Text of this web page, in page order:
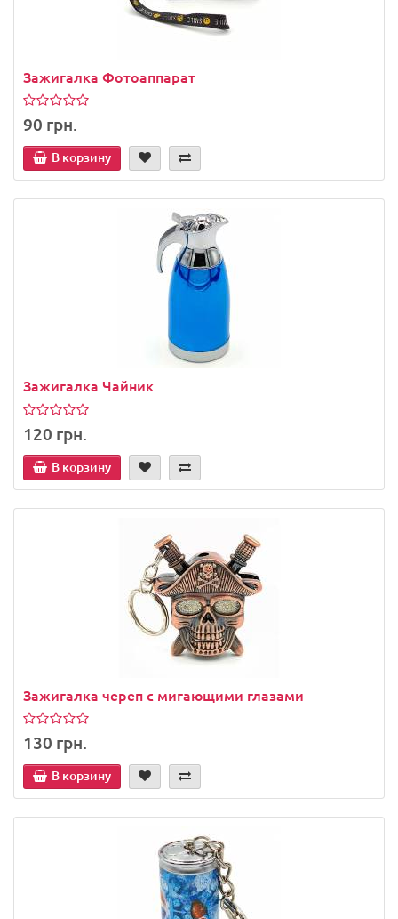
Зажигалка Фотоаппарат
90 грн.
В корзину
Зажигалка Чайник
120 грн.
В корзину
Зажигалка череп с мигающими глазами
130 грн.
В корзину